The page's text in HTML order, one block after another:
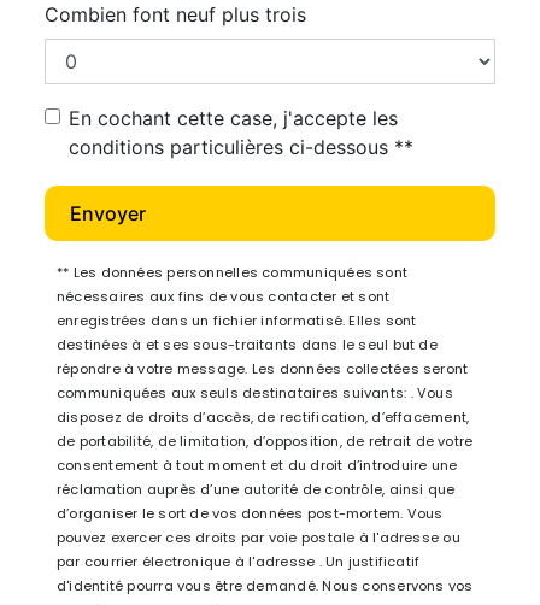
Combien font neuf plus trois
En cochant cette case, j'accepte les
conditions particulières ci-dessous **
Envoyer
** Les données personnelles communiquées sont
nécessaires aux fins de vous contacter et sont
enregistrées dans un fichier informatisé. Elles sont
destinées à et ses sous-traitants dans le seul but de
répondre à votre message. Les données collectées seront
communiquées aux seuls destinataires suivants: . Vous
disposez de droits d’accès, de rectification, d’effacement,
de portabilité, de limitation, d’opposition, de retrait de votre
consentement à tout moment et du droit d’introduire une
réclamation auprès d’une autorité de contrôle, ainsi que
d’organiser le sort de vos données post-mortem. Vous
pouvez exercer ces droits par voie postale à l'adresse ou
par courrier électronique à l'adresse . Un justificatif
d'identité pourra vous être demandé. Nous conservons vos